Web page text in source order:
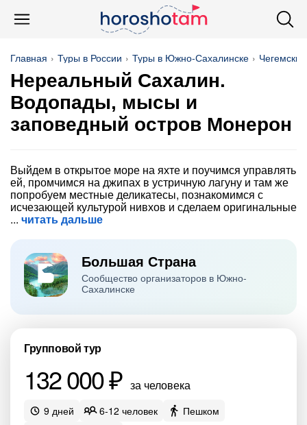
Главная Туры в России Туры в Южно-Сахалинске
Нереальный Сахалин.
Водопады, мысы и
заповедный остров Монерон
Выйдем в открытое море на яхте и поучимся управлять
ей, промчимся на джипах в устричную лагуну и там же
попробуем местные деликатесы, познакомимся с
исчезающей культурой нивхов и сделаем оригинальные
читать дальше
Большая Страна
Сообщество организаторов в Южно-
Сахалинске
Групповой тур
132 000 ₽ за человека
9 дней 6-12 человек
Пешком